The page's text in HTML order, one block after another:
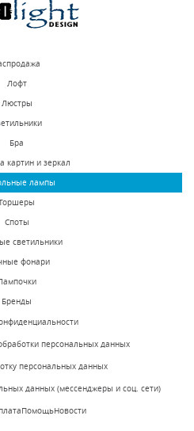
Лофт
Люстры
Бра
картин и зеркал
лампы
Споты
светильники
фонари
Бренды
персональных данных
персональных данных
данных (мессенджеры и соц. сети)
ПомощьНовости